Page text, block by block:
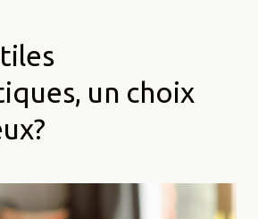
un choix